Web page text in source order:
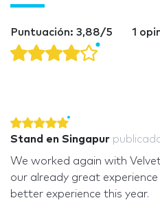
Puntuación: 3,88/5 1
Stand en Singapur
We worked again with
our already great
better experience this year.